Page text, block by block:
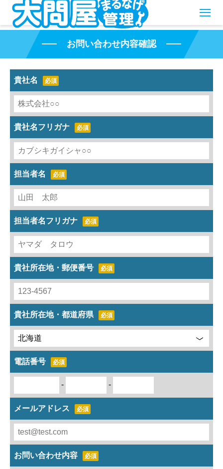
お問い合わせ内容確認
貴社名 必須
貴社名フリガナ 必須
担当者名 必須
担当者名フリガナ 必須
貴社所在地・郵便番号 必須
貴社所在地・都道府県 必須
電話番号 必須
- -
メールアドレス 必須
お問い合わせ内容 必須